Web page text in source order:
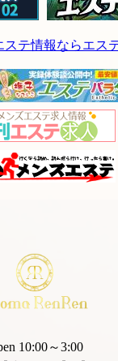
10:00～3:00